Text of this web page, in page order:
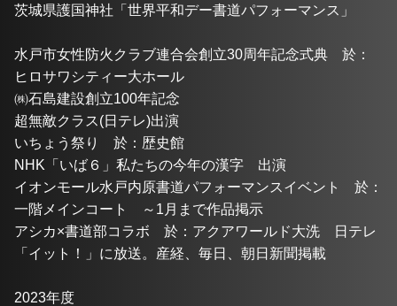
茨城県護国神社「世界平和デー書道パフォーマンス」
水戸市女性防火クラブ連合会創立30周年記念式典　於：
ヒロサワシティー大ホール
㈱石島建設創立100年記念
超無敵クラス(日テレ)出演
いちょう祭り　於：歴史館
NHK「いば６」私たちの今年の漢字　出演
イオンモール水戸内原書道パフォーマンスイベント　於：
一階メインコート　～1月まで作品掲示
アシカ×書道部コラボ　於：アクアワールド大洗　日テレ
「イット！」に放送。産経、毎日、朝日新聞掲載
2023年度